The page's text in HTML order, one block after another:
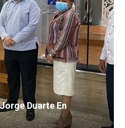
Duarte En